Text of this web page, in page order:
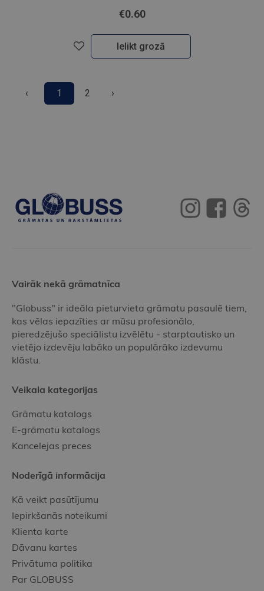
€0.60
Ielikt grozā
‹ 1 2 ›
Vairāk nekā grāmatnīca
"Globuss" ir ideāla pieturvieta grāmatu pasaulē tiem,
kas vēlas iepazīties ar mūsu profesionālo,
pieredzējušo speciālistu izvēlētu - starptautisko un
vietējo izdevēju labāko un populārāko izdevumu
klāstu.
Veikala kategorijas
Grāmatu katalogs
E-grāmatu katalogs
Kancelejas preces
Noderīgā informācija
Kā veikt pasūtījumu
Iepirkšanās noteikumi
Klienta karte
Dāvanu kartes
Privātuma politika
Par GLOBUSS